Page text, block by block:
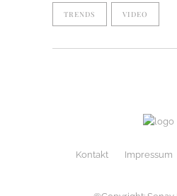
TRENDS VIDEO
Kontakt Impressum